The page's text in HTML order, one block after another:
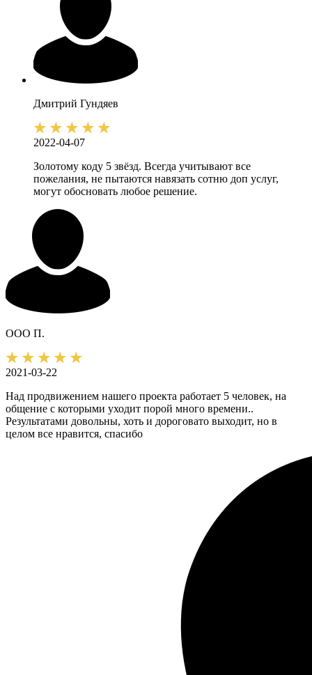
Дмитрий Гундяев
2022-04-07
Золотому коду 5 звёзд. Всегда учитывают все
пожелания, не пытаются навязать сотню доп услуг,
могут обосновать любое решение.
ООО П.
2021-03-22
Над продвижением нашего проекта работает 5 человек, на
общение с которыми уходит порой много времени..
Результатами довольны, хоть и дороговато выходит, но в
целом все нравится, спасибо